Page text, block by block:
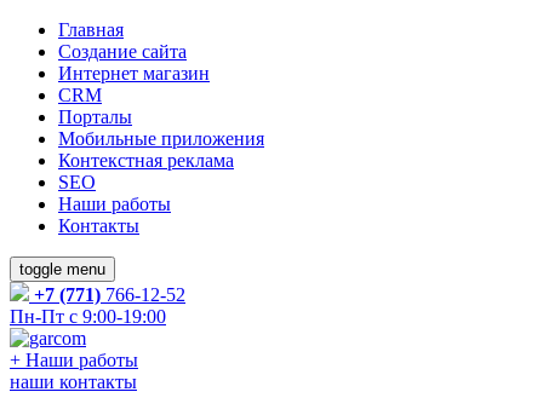
Главная
Создание сайта
Интернет магазин
CRM
Порталы
Мобильные приложения
Контекстная реклама
SEO
Наши работы
Контакты
toggle menu
+7 (771) 766-12-52
Пн-Пт с 9:00-19:00
+ Наши работы
наши контакты